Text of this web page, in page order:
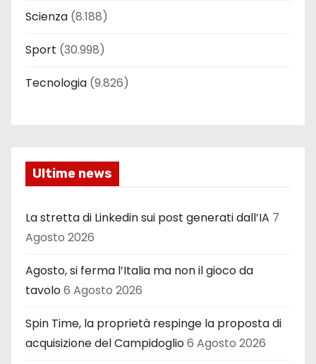
Scienza (8.188)
Sport (30.998)
Tecnologia (9.826)
Ultime news
La stretta di Linkedin sui post generati dall’IA 7
Agosto 2026
Agosto, si ferma l’Italia ma non il gioco da
tavolo6 Agosto 2026
Spin Time, la proprietà respinge la proposta di
acquisizione del Campidoglio6 Agosto 2026